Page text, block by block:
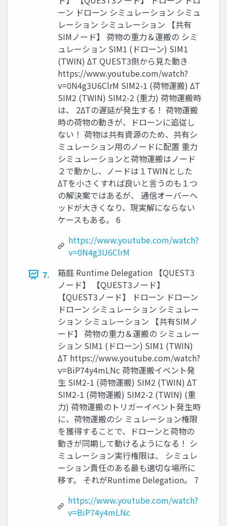
ーン ドローン シミュレーション シミュ
レーション シミュレーション 【共有
SIMノード】 荷物の重力＆運搬の シミ
ュレーション SIM1 (ドローン) SIM1
(TWIN) ΔT QUEST3側から見た動き
https://www.youtube.com/watch?
v=0N4g3U6ClrM SIM2-1 (荷物運搬) ΔT
SIM2 (TWIN) SIM2-2 (重力) 荷物運搬時
は、 2ΔTの遅延が発生する！ 荷物運搬
時の荷物の動きが、ドローンに追従し
ない！ 荷物は共有資源のため、共有シ
ミュレーション用のノードに配置 重力
シミュレーションと荷物運搬はノード
２で動かし、ノードは１TWINとした
ΔTを小さくすれば良いと言うのも１つ
の解決案ではあるが、 通信オーバーヘ
ッドが大きくなり、現実解にならない
ケースもある。 6
https://www.youtube.com/watch?
v=0N4g3U6ClrM
7.
箱庭 Runtime Delegation 【QUEST3
ノード】 【QUEST3ノード】
【QUEST3ノード】 ドローン ドローン
ドローン シミュレーション シミュレー
ション シミュレーション 【共有SIMノ
ード】 荷物の重力＆運搬の シミュレー
ション SIM1 (ドローン) SIM1 (TWIN)
ΔT https://www.youtube.com/watch?
v=BiP74y4mLNc 荷物運搬イベント発
生 SIM2-1 (荷物運搬) SIM2 (TWIN) ΔT
SIM2-1 (荷物運搬) SIM2-2 (TWIN) (重
力) 荷物運搬のトリガーイベント発生時
に、荷物運搬のシ ミュレーション権限
を獲得することで、ドローンと荷物の
動きが同期して動けるようになる！ シ
ミュレーション実行権限は、 シミュレ
ーション責任のある最も適切な場所に
移す。 それがRuntime Delegation。 7
https://www.youtube.com/watch?
v=BiP74y4mLNc